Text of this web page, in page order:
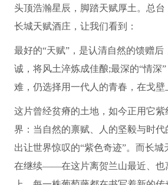
头顶浩瀚星辰，脚踏天赋厚土。总
长城天赋酒庄，让我们看到：
最好的“天赋”，是认清自然的馈赠后
诚，将风土淬炼成佳酿;最深的“情深
难，仍选择用一代人的青春，在戈壁
这片曾经贫瘠的土地，如今正用它
界：当自然的禀赋、人的坚毅与时
出让世界惊叹的“紫色奇迹”。而长
在继续——在这片离贺兰山最近、也